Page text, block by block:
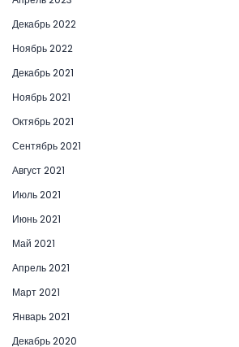
Декабрь 2022
Ноябрь 2022
Декабрь 2021
Ноябрь 2021
Октябрь 2021
Сентябрь 2021
Август 2021
Июль 2021
Июнь 2021
Май 2021
Апрель 2021
Март 2021
Январь 2021
Декабрь 2020